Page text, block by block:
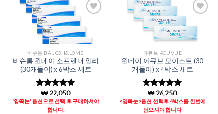
Add to
Wishlist
바슈롬 BAUCSH&LOMB
바슈롬 원데이 소프렌 데일리
(30개들이) x 6박스 세트
5 중에서
4.96로 평
가됨
₩22,050
'양쪽눈' 옵션으로 선택 후 구매하셔야
합니다.
Wishlist
아큐브 ACUVUE
원데이 아큐브 모이스트 (30
개들이) x 4박스 세트
5 중에서
4.96로 평
가됨
₩26,250
<양쪽눈>옵션 선택후 4박스를 한번에
담으셔야 합니다